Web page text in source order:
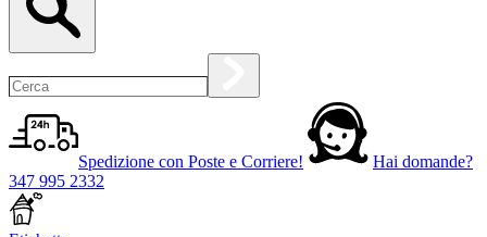
Spedizione con Poste e Corriere!
Hai domande?
347 995 2332